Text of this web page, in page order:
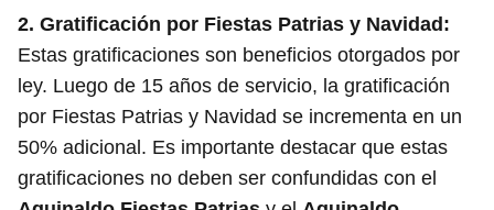
2. Gratificación por Fiestas Patrias y Navidad:
Estas gratificaciones son beneficios otorgados por
ley. Luego de 15 años de servicio, la gratificación
por Fiestas Patrias y Navidad se incrementa en un
50% adicional. Es importante destacar que estas
gratificaciones no deben ser confundidas con el